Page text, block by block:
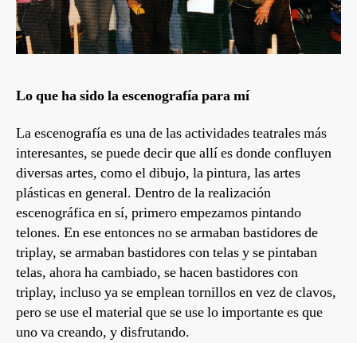
Lo que ha sido la escenografía para mí
La escenografía es una de las actividades teatrales más
interesantes, se puede decir que allí es donde confluyen
diversas artes, como el dibujo, la pintura, las artes
plásticas en general. Dentro de la realización
escenográfica en sí, primero empezamos pintando
telones. En ese entonces no se armaban bastidores de
triplay, se armaban bastidores con telas y se pintaban
telas, ahora ha cambiado, se hacen bastidores con
triplay, incluso ya se emplean tornillos en vez de clavos,
pero se use el material que se use lo importante es que
uno va creando, y disfrutando.